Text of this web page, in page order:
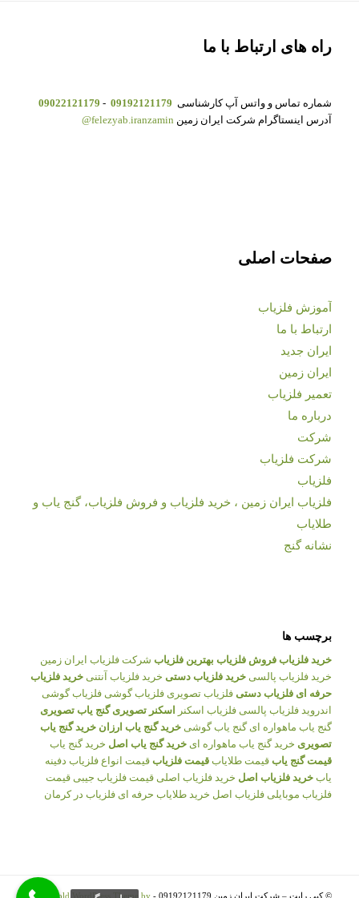
راه های ارتباط با ما
شماره تماس و واتس آپ کارشناسی 09192121179
-
09022121179
آدرس اینستاگرام شرکت ایران زمین felezyab.iranzamin@
صفحات اصلی
آموزش فلزیاب
ارتباط با ما
ایران جدید
ایران زمین
تعمیر فلزیاب
درباره ما
شرکت
شرکت فلزیاب
فلزیاب
فلزیاب ایران زمین ، خرید فلزیاب و فروش فلزیاب، گنج یاب و
طلایاب
نشانه گنج
برچسب ها
خرید فلزیاب فروش فلزیاب بهترین فلزیاب شرکت فلزیاب ایران زمین
خرید فلزیاب پالسی خرید فلزیاب دستی خرید فلزیاب آنتنی خرید فلزیاب
حرفه ای فلزیاب دستی فلزیاب تصویری فلزیاب گوشی فلزیاب گوشی
اندروید فلزیاب پالسی فلزیاب اسکنر اسکنر تصویری گنج یاب تصویری
گنج یاب ماهواره ای گنج یاب گوشی خرید گنج یاب ارزان خرید گنج یاب
تصویری خرید گنج یاب ماهواره ای خرید گنج یاب اصل خرید گنج یاب
قیمت گنج یاب قیمت طلایاب قیمت فلزیاب قیمت انواع فلزیاب دفینه
یاب خرید فلزیاب اصل خرید فلزیاب اصلی قیمت فلزیاب جیبی قیمت
فلزیاب موبایلی فلزیاب اصل خرید طلایاب حرفه ای فلزیاب در کرمان
© کپی رایت – شرکت ایران زمین 09192121179 - Enfold WordPress Theme by